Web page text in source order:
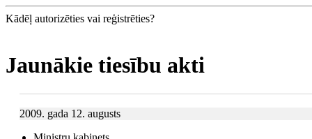
Kādēļ autorizēties vai reģistrēties?
Jaunākie tiesību akti
2009. gada 12. augusts